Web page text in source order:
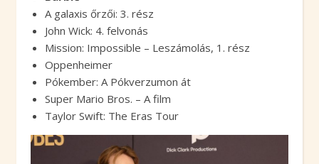
A galaxis őrzői: 3. rész
John Wick: 4. felvonás
Mission: Impossible – Leszámolás, 1. rész
Oppenheimer
Pókember: A Pókverzumon át
Super Mario Bros. – A film
Taylor Swift: The Eras Tour